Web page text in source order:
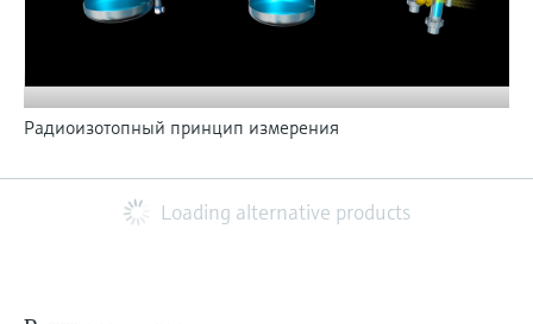
Радиоизотопный принцип измерения
Loading alternative products